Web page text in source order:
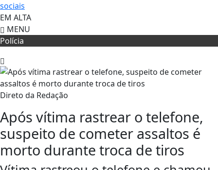
sociais
EM ALTA
MENU
Polícia
Direto da Redação
Após vítima rastrear o telefone,
suspeito de cometer assaltos é
morto durante troca de tiros